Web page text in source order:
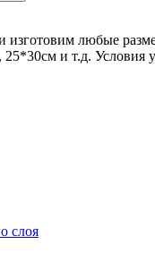
изготовим любые
и т.д. Условия
слоя